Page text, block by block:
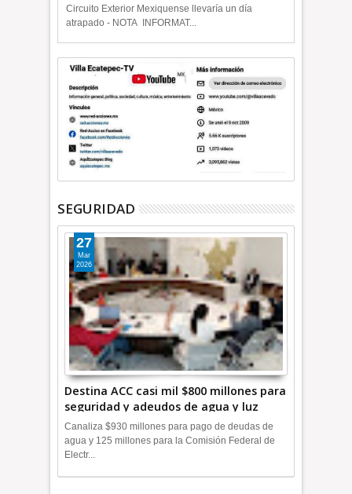
Circuito Exterior Mexiquense llevaría un día
atrapado - NOTA INFORMAT...
SEGURIDAD
Destina ACC casi mil $800 millones para
seguridad y adeudos de agua y luz
+Video
27
Mar
2026
Canaliza $930 millones para pago de deudas de
agua y 125 millones para la Comisión Federal de
Electr...